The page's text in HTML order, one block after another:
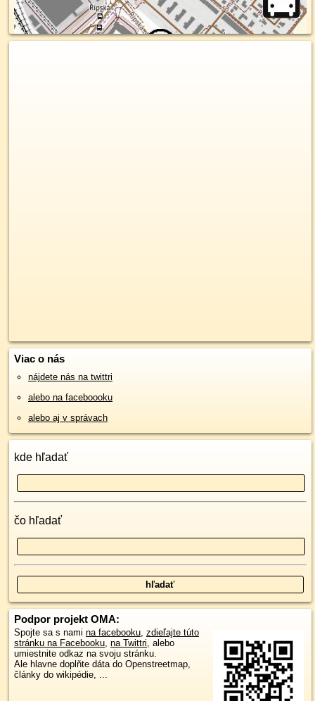
Viac o nás
nájdete nás na twittri
alebo na faceboooku
alebo aj v správach
kde hľadať
čo hľadať
Podpor projekt OMA:
Spojte sa s nami na facebooku, zdieľajte túto
stránku na Facebooku, na Twittri, alebo
umiestnite odkaz na svoju stránku.
Ale hlavne doplňte dáta do Openstreetmap,
články do wikipédie, ...